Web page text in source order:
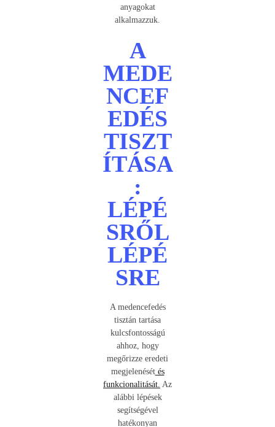
anyagokat
alkalmazzuk.
A
MEDE
NCEF
EDÉS
TISZT
ÍTÁSA
:
LÉPÉ
SRŐL
LÉPÉ
SRE
A medencefedés
tisztán tartása
kulcsfontosságú
ahhoz, hogy
megőrizze eredeti
megjelenésétés
funkcionalitását. Az
alábbi lépések
segítségével
hatékonyan